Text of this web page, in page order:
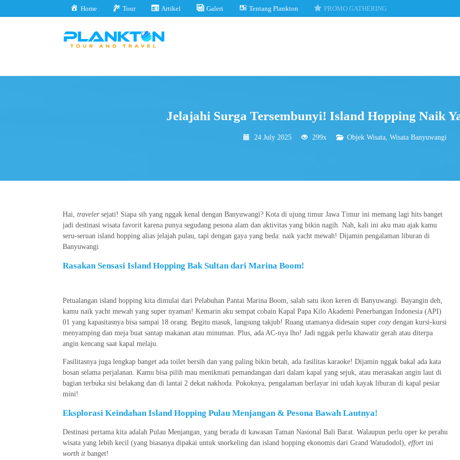
Home Tour Artikel Galeri Tentang Plankton PROMO GATHERING
Jelajahi Surga Tersembunyi! Island Hopping Naik
24 July 2025 299x Objek Wisata Wisata Banyuwangi
Hai, travelersejati! Siapa sih yang nggak kenal dengan Banyuwangi? Kota di ujung timur Jawa Timur ini memang lagi hits banget
jadi destinasi wisata favorit karena punya segudang pesona alam dan aktivitas yang bikin nagih. Nah, kali ini aku mau ajak kamu
seru-seruan island hopping alias jelajah pulau, tapi dengan gaya yang beda: naik yacht mewah! Dijamin pengalaman liburan di
Banyuwangi
Rasakan Sensasi Island Hopping Bak Sultan dari Marina Boom!
Petualangan island hopping kita dimulai dari Pelabuhan Pantai Marina Boom, salah satu ikon keren di Banyuwangi. Bayangin deh,
kamu naik yacht mewah yang super nyaman! Kemarin aku sempat cobain Kapal Papa Kilo Akademi Penerbangan Indonesia (API)
01 yang kapasitasnya bisa sampai 18 orang. Begitu masuk, langsung takjub! Ruang utamanya didesain super cozydengan kursi-kursi
menyamping dan meja buat santap makanan atau minuman. Plus, ada AC-nya lho! Jadi nggak perlu khawatir gerah atau diterpa
angin kencang saat kapal melaju.
Fasilitasnya juga lengkap banget ada toilet bersih dan yang paling bikin betah, ada fasilitas karaoke! Dijamin nggak bakal ada kata
bosan selama perjalanan. Kamu bisa pilih mau menikmati pemandangan dari dalam kapal yang sejuk, atau merasakan angin laut di
bagian terbuka sisi belakang dan di lantai 2 dekat nakhoda. Pokoknya, pengalaman berlayar ini udah kayak liburan di kapal pesiar
mini!
Eksplorasi Keindahan Island Hopping Pulau Menjangan & Pesona Bawah Lautnya!
Destinasi pertama kita adalah Pulau Menjangan, yang berada di kawasan Taman Nasional Bali Barat. Walaupun perlu oper ke perahu
wisata yang lebih kecil (yang biasanya dipakai untuk snorkeling dan island hopping ekonomis dari Grand Watudodol), effort ini
worth it banget!